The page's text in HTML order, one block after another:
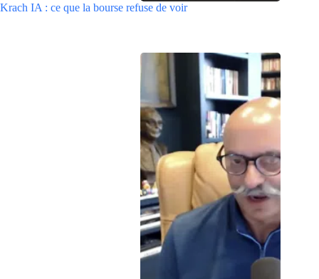
Krach IA : ce que la bourse refuse de voir